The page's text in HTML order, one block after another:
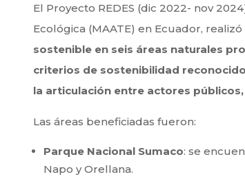
El Proyecto REDES (dic 2022- nov
Ecológica (MAATE) en Ecuador,
sostenible en seis áreas naturales
criterios de sostenibilidad
la articulación entre actores
Las áreas beneficiadas fueron:
Parque Nacional Sumaco: se
Napo y Orellana.